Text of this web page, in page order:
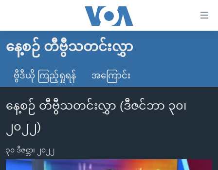
လွယ်ကူ
သည့်
များ
ပင်မ
သို့
မူလစာမျက်နှာ
မြန်မာ
ကမ္ဘာ့သတင်းများ
နိုင်ငံတကာ
အမေရိကန်
အစ္စရေး-ပါလက်စတိုင်း
ဗွီဒီယို
သတင်းလွတ်လပ်ခွင့်
ရပ်ဝန်းတခု လမ်းတခု အလွန်
အင်္ဂလိပ်စာလေ့လာမယ်
နေ့စဉ် တီဗွီသတင်းလွှာ
ဗွီဒီယို ကြည့်ရှုရန် အကြောင်း
နေ့စဉ် တီဗွီသတင်းလွှာ (ဒီဇင်ဘာ ၃၀၊
၂၀၂၂)
၃၀ ဒီဇင္ဘာ၊ ၂၀၂၂